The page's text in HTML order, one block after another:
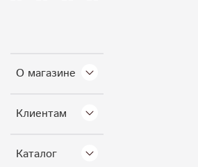
О магазине
Клиентам
Каталог